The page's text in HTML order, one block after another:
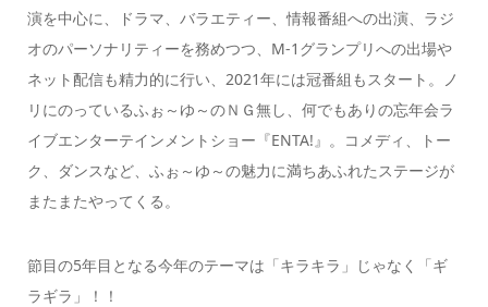
演を中心に、ドラマ、バラエティー、情報番組への出演、ラジ
オのパーソナリティーを務めつつ、M-1グランプリへの出場や
ネット配信も精力的に行い、2021年には冠番組もスタート。ノ
リにのっているふぉ～ゆ～のＮＧ無し、何でもありの忘年会ラ
イブエンターテインメントショー『ENTA!』。コメディ、トー
ク、ダンスなど、ふぉ～ゆ～の魅力に満ちあふれたステージが
またまたやってくる。
節目の5年目となる今年のテーマは「キラキラ」じゃなく「ギ
ラギラ」！！